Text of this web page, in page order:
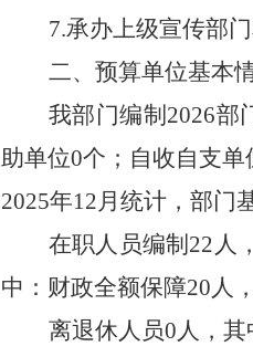
7.承办上级宣传部
二、预算单位基本
我部门编制 2026部
助单位0个；自收自支单
2025年12月统计，部门
在职人员编制 22 人
中：财政全额保障20人
离退休人员0人，